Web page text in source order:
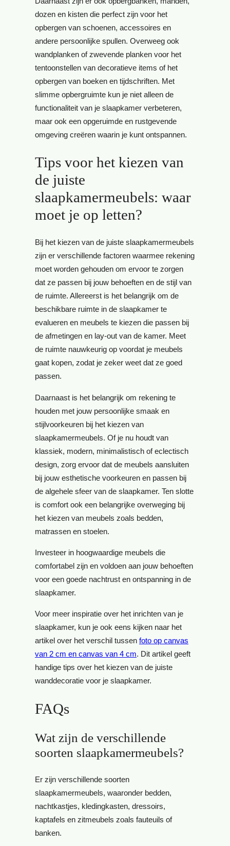
dozen en kisten die perfect zijn voor het
opbergen van schoenen, accessoires en
andere persoonlijke spullen. Overweeg ook
wandplanken of zwevende planken voor het
tentoonstellen van decoratieve items of het
opbergen van boeken en tijdschriften. Met
slimme opbergruimte kun je niet alleen de
functionaliteit van je slaapkamer verbeteren,
maar ook een opgeruimde en rustgevende
omgeving creëren waarin je kunt ontspannen.
Tips voor het kiezen van
de juiste
slaapkamermeubels: waar
moet je op letten?
Bij het kiezen van de juiste slaapkamermeubels
zijn er verschillende factoren waarmee rekening
moet worden gehouden om ervoor te zorgen
dat ze passen bij jouw behoeften en de stijl van
de ruimte. Allereerst is het belangrijk om de
beschikbare ruimte in de slaapkamer te
evalueren en meubels te kiezen die passen bij
de afmetingen en lay-out van de kamer. Meet
de ruimte nauwkeurig op voordat je meubels
gaat kopen, zodat je zeker weet dat ze goed
passen.
Daarnaast is het belangrijk om rekening te
houden met jouw persoonlijke smaak en
stijlvoorkeuren bij het kiezen van
slaapkamermeubels. Of je nu houdt van
klassiek, modern, minimalistisch of eclectisch
design, zorg ervoor dat de meubels aansluiten
bij jouw esthetische voorkeuren en passen bij
de algehele sfeer van de slaapkamer. Ten slotte
is comfort ook een belangrijke overweging bij
het kiezen van meubels zoals bedden,
matrassen en stoelen.
Investeer in hoogwaardige meubels die
comfortabel zijn en voldoen aan jouw behoeften
voor een goede nachtrust en ontspanning in de
slaapkamer.
Voor meer inspiratie over het inrichten van je
slaapkamer, kun je ook eens kijken naar het
artikel over het verschil tussen foto op canvas
van 2 cm en canvas van 4 cm. Dit artikel geeft
handige tips over het kiezen van de juiste
wanddecoratie voor je slaapkamer.
FAQs
Wat zijn de verschillende
soorten slaapkamermeubels?
Er zijn verschillende soorten
slaapkamermeubels, waaronder bedden,
nachtkastjes, kledingkasten, dressoirs,
kaptafels en zitmeubels zoals fauteuils of
banken.